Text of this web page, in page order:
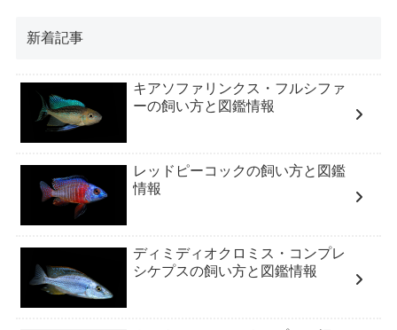
新着記事
キアソファリンクス・フルシファ
ーの飼い方と図鑑情報
レッドピーコックの飼い方と図鑑
情報
ディミディオクロミス・コンプレ
シケプスの飼い方と図鑑情報